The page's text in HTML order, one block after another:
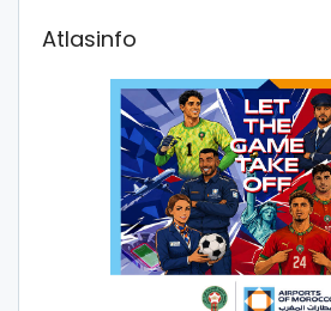
Atlasinfo